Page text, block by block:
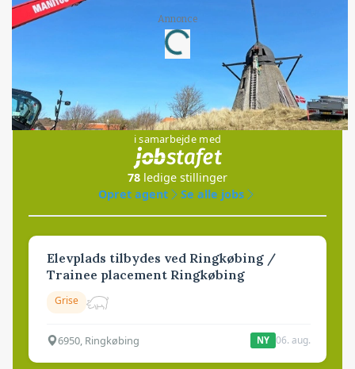
Annonce
Loading...
Jobs
i samarbejde med
78 ledige stillinger
Opret agent
Se alle jobs
Elevplads tilbydes ved Ringkøbing /
Trainee placement Ringkøbing
Grise
6950, Ringkøbing NY 06. aug.